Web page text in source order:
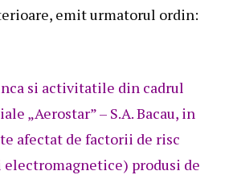
emit urmatorul ordin:
si activitatile din cadrul
„Aerostar” – S.A. Bacau, in
afectat de factorii de risc
produsi de